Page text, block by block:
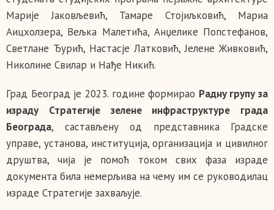
Марије Јаковљевић, Тамаре Стојиљковић, Мариа
Аицхолзера, Вељка Малетића, Анџелике Попстефанов,
Светлане Ђурић, Настасје Латковић, Јелене Живковић,
Николине Свилар и Нађе Никић.
Град Београд је 2023. године формирао Радну групу за
израду Стратегије зелене инфраструктуре града
Београда, састављену од представника Градске
управе, установа, институција, организација и цивилног
друштва, чија је помоћ током свих фаза израде
документа била немерљива на чему им се руководилац
израде Стратегије захваљује.